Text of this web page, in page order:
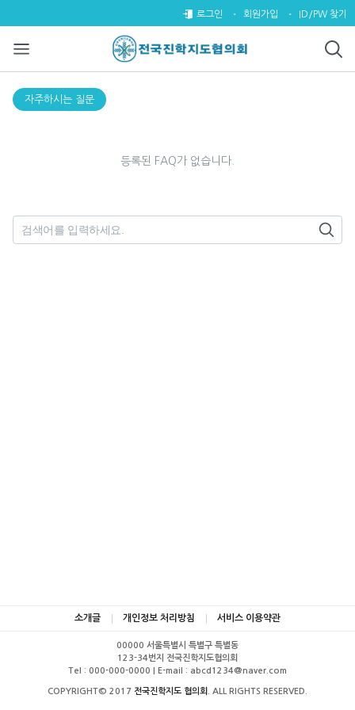
로그인 회원가입 ID/PW 찾기
자
주
문
분
류
열린 분류
자주하시는 질문
등록된 FAQ가 없습니다.
소개글 개인정보 처리방침 서비스 이용약관
00000 서울특별시 특별구 특별동
123-34번지 전국진학지도협의회
Tel : 000-000-0000 | E-mail : abcd1234@naver.com
COPYRIGHT© 2017 전국진학지도 협의회 . ALL RIGHTS RESERVED.